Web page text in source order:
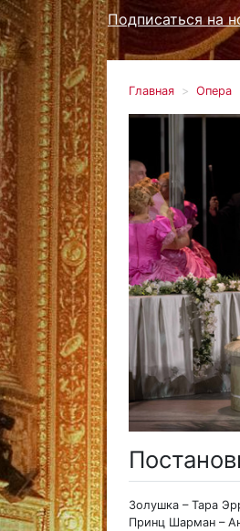
Подписаться на
Главная Опера
Золушка – Тара
Принц Шарман –